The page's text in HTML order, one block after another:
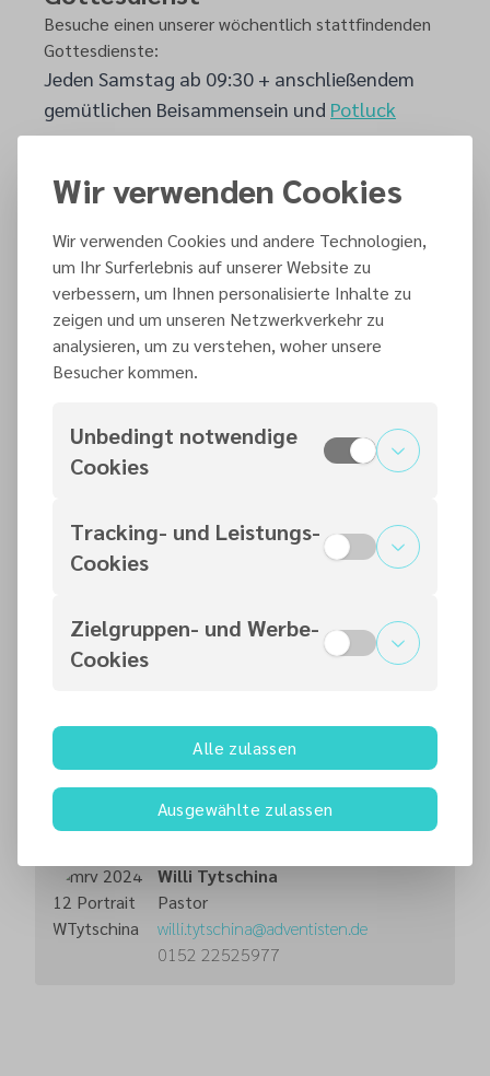
Besuche einen unserer wöchentlich stattfindenden
Gottesdienste:
Jeden Samstag ab 09:30 + anschließendem
gemütlichen Beisammensein und Potluck
Pfadfinder
Erlebe Natur und Abenteuer in unserer
Pfadfindergruppe.
Pfadfinderprogramm
Hier heißen wir dich
Kaiserslautern
Bleichstraße 24
Willi Tytschina
Pastor
willi.tytschina@adventisten.de
0152 22525977
Wir verwenden Cookies
Wir verwenden Cookies und andere Technologien,
um Ihr Surferlebnis auf unserer Website zu
verbessern, um Ihnen personalisierte Inhalte zu
zeigen und um unseren Netzwerkverkehr zu
analysieren, um zu verstehen, woher unsere
Besucher kommen.
Unbedingt notwendige
Cookies
Tracking- und Leistungs-
Cookies
Zielgruppen- und Werbe-
Cookies
Alle zulassen
Ausgewählte zulassen